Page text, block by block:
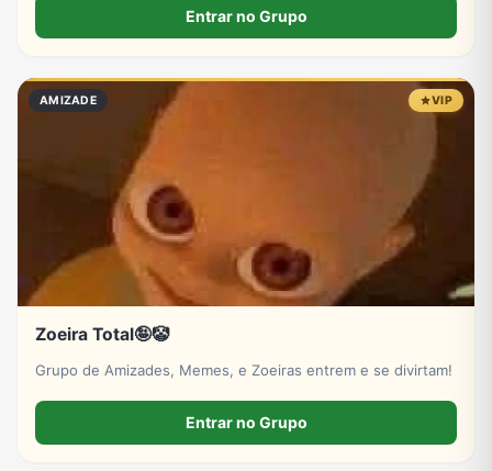
☀️ 🚫 Sem gracas, sem confusão — só alegria! Entra logo e
vem fazer parte da nossa loucura!
Entrar no Grupo
AMIZADE VIP
Zoeira Total🤪🤡
Grupo de Amizades, Memes, e Zoeiras entrem e se divirtam!
Entrar no Grupo